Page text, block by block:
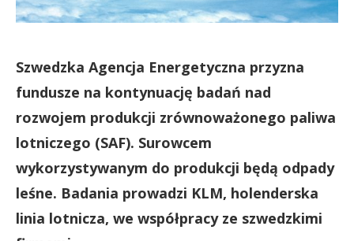
Szwedzka Agencja Energetyczna przyzna
fundusze na kontynuację badań nad
rozwojem produkcji zrównoważonego paliwa
lotniczego (SAF). Surowcem
wykorzystywanym do produkcji będą odpady
leśne. Badania prowadzi KLM, holenderska
linia lotnicza, we współpracy ze szwedzkimi